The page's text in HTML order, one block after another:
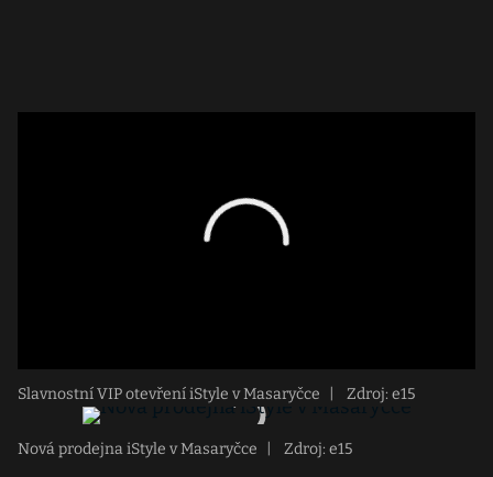
Slavnostní VIP otevření iStyle v Masaryčce Zdroj: e15
Nová prodejna iStyle v Masaryčce Zdroj: e15